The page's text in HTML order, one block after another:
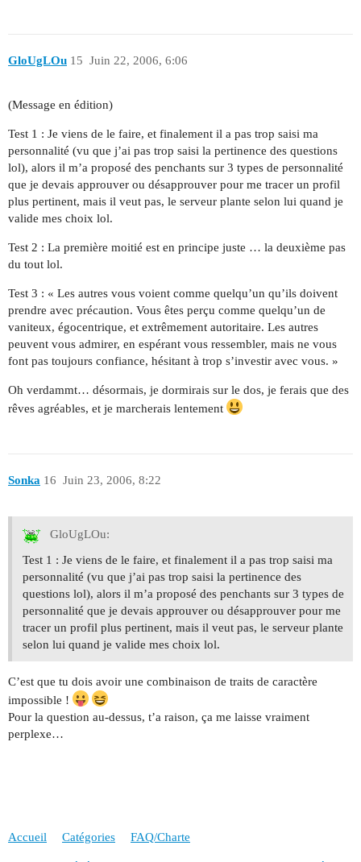
GloUgLOu Juin 22, 2006, 6:06
15
(Message en édition)
Test 1 : Je viens de le faire, et finalement il a pas trop saisi ma
personnalité (vu que j’ai pas trop saisi la pertinence des questions
lol), alors il m’a proposé des penchants sur 3 types de personnalité
que je devais approuver ou désapprouver pour me tracer un profil
plus pertinent, mais il veut pas, le serveur plante selon lui quand je
valide mes choix lol.
Test 2 : La première moitié est en principe juste … la deuxième pas
du tout lol.
Test 3 : « Les autres vous voient comme quelqu’un qu’ils doivent
prendre avec précaution. Vous êtes perçu comme quelqu’un de
vaniteux, égocentrique, et extrêmement autoritaire. Les autres
peuvent vous admirer, en espérant vous ressembler, mais ne vous
font pas toujours confiance, hésitant à trop s’investir avec vous. »
Oh verdammt… désormais, je dormirais sur le dos, je ferais que des
rêves agréables, et je marcherais lentement
Sonka Juin 23, 2006, 8:22
16
GloUgLOu:
Test 1 : Je viens de le faire, et finalement il a pas trop saisi ma
personnalité (vu que j’ai pas trop saisi la pertinence des
questions lol), alors il m’a proposé des penchants sur 3 types de
personnalité que je devais approuver ou désapprouver pour me
tracer un profil plus pertinent, mais il veut pas, le serveur plante
selon lui quand je valide mes choix lol.
C’est que tu dois avoir une combinaison de traits de caractère
impossible !
Pour la question au-dessus, t’a raison, ça me laisse vraiment
perplexe…
Accueil Catégories FAQ/Charte